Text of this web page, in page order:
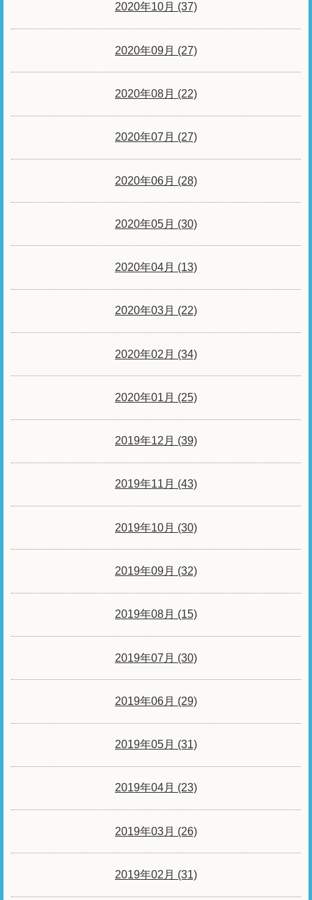
2020年10月 (37)
2020年09月 (27)
2020年08月 (22)
2020年07月 (27)
2020年06月 (28)
2020年05月 (30)
2020年04月 (13)
2020年03月 (22)
2020年02月 (34)
2020年01月 (25)
2019年12月 (39)
2019年11月 (43)
2019年10月 (30)
2019年09月 (32)
2019年08月 (15)
2019年07月 (30)
2019年06月 (29)
2019年05月 (31)
2019年04月 (23)
2019年03月 (26)
2019年02月 (31)